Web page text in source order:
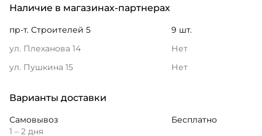
Наличие в магазинах-партнерах
пр-т. Строителей 5
9 шт.
ул. Плеханова 14
Нет
ул. Пушкина 15
Нет
Варианты доставки
Самовывоз
1 – 2 дня
Бесплатно